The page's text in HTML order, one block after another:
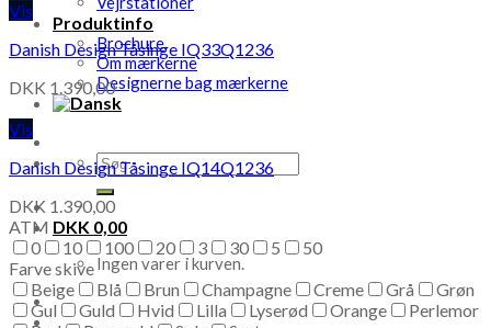
Produktinfo
Brochure
Om mærkerne
Designerne bag mærkerne
Søg
efter:
DKK 0,00
Ingen varer i kurven.
Vis
Danish Design Tåsinge IQ33Q1236
DKK 1.390,00
Vis
Danish Design Tåsinge IQ14Q1236
DKK 1.390,00
ATM
0
10 100 20 3 30 5
50
Farve skive
Beige
Blå Brun Champagne Creme Grå
Grøn
Gul
Guld Hvid Lilla Lyserød Orange
Perlemor